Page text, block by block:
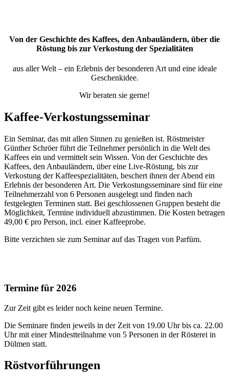
Von der Geschichte des Kaffees, den Anbauländern, über die
Röstung bis zur Verkostung der Spezialitäten
aus aller Welt – ein Erlebnis der besonderen Art und eine ideale
Geschenkidee.
Wir beraten sie gerne!
Kaffee-Verkostungsseminar
Ein Seminar, das mit allen Sinnen zu genießen ist. Röstmeister
Günther Schröer führt die Teilnehmer persönlich in die Welt des
Kaffees ein und vermittelt sein Wissen. Von der Geschichte des
Kaffees, den Anbauländern, über eine Live-Röstung, bis zur
Verkostung der Kaffeespezialitäten, beschert ihnen der Abend ein
Erlebnis der besonderen Art. Die Verkostungsseminare sind für eine
Teilnehmerzahl von 6 Personen ausgelegt und finden nach
festgelegten Terminen statt. Bei geschlossenen Gruppen besteht die
Möglichkeit, Termine individuell abzustimmen. Die Kosten betragen
49,00 € pro Person, incl. einer Kaffeeprobe.
Bitte verzichten sie zum Seminar auf das Tragen von Parfüm.
Termine für 2026
Zur Zeit gibt es leider noch keine neuen Termine.
Die Seminare finden jeweils in der Zeit von 19.00 Uhr bis ca. 22.00
Uhr mit einer Mindestteilnahme von 5 Personen in der Rösterei in
Dülmen statt.
Röstvorführungen